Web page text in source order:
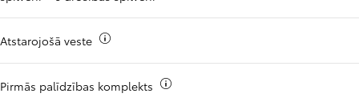
Atstarojošā veste
Pirmās palīdzības komplekts